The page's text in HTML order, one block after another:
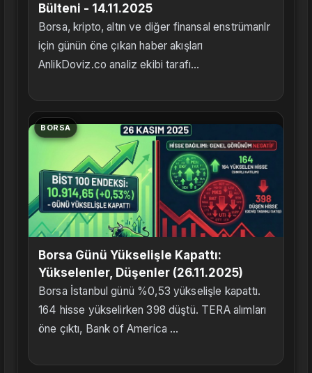
Bülteni - 14.11.2025
Borsa, kripto, altın ve diğer finansal enstrümanlr
için günün öne çıkan haber akışları
AnlikDoviz.co analiz ekibi tarafı...
BORSA
Borsa Günü Yükselişle Kapattı:
Yükselenler, Düşenler (26.11.2025)
Borsa İstanbul günü %0,53 yükselişle kapattı.
164 hisse yükselirken 398 düştü. TERA alımları
öne çıktı, Bank of America ...